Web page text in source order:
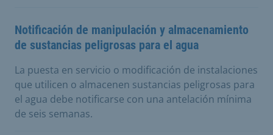
Notificación de manipulación y almacenamiento
de sustancias peligrosas para el agua
La puesta en servicio o modificación de instalaciones
que utilicen o almacenen sustancias peligrosas para
el agua debe notificarse con una antelación mínima
de seis semanas.